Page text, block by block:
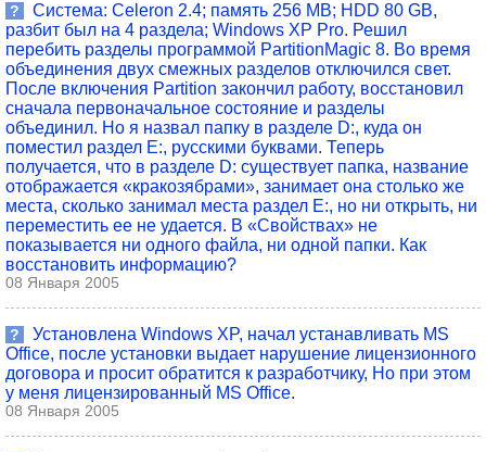
?
Система: Celeron 2.4; память 256 MB; HDD 80 GB,
разбит был на 4 раздела; Windows XP Pro. Решил
перебить разделы программой PartitionMagiс 8. Во время
объединения двух смежных разделов отключился свет.
После включения Partition закончил работу, восстановил
сначала первоначальное состояние и разделы
объединил. Но я назвал папку в разделе D:, куда он
поместил раздел E:, русскими буквами. Теперь
получается, что в разделе D: существует папка, название
отображается «кракозябрами», занимает она столько же
места, сколько занимал места раздел E:, но ни открыть, ни
переместить ее не удается. В «Свойствах» не
показывается ни одного файла, ни одной папки. Как
восстановить информацию?
08 Января 2005
?
Установлена Windows XP, начал устанавливать MS
Office, после установки выдает нарушение лицензионного
договора и просит обратится к разработчику, Но при этом
у меня лицензированный MS Office.
08 Января 2005